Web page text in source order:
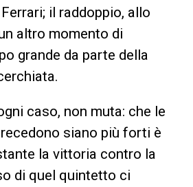
il raddoppio, allo
altro momento di
grande da parte della
caso, non muta: che le
siano più forti è
la vittoria contro la
di quel quintetto ci